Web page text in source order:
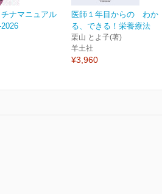
ナマニュアル
医師１年目からの わか
る、できる！栄養療法
栗山 とよ子(著)
羊土社
¥3,960